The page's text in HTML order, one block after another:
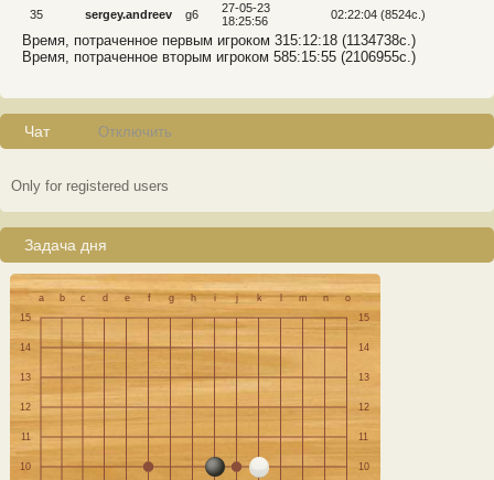
35 sergey.andreev g6
27-05-23
18:25:56
02:22:04 (8524c.)
Время, потраченное первым игроком 315:12:18 (1134738c.)
Время, потраченное вторым игроком 585:15:55 (2106955c.)
Чат Отключить
Only for registered users
Задача дня
a b c d e f g h i j k m n
o
15
15
14 14
13 13
12 12
11 11
10 10